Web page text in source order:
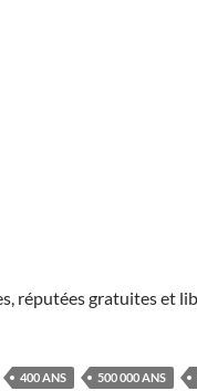
réputées gratuites et
400 ANS 500 000 ANS